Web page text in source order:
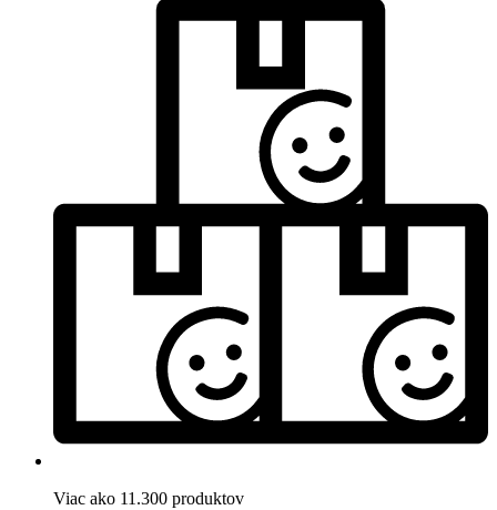
Viac ako 11.300 produktov